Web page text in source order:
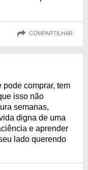
COMPARTILHAR
comprar, tem
isso não
semanas,
digna de uma
e aprender
lado querendo